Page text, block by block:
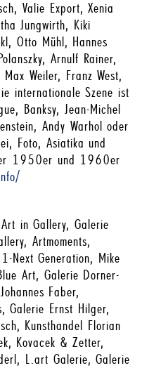
Valie Export, Xenia
Jungwirth, Kiki
Otto Mühl, Hannes
Arnulf Rainer,
Weiler, Franz West,
internationale Szene ist
Banksy, Jean-Michel
Andy Warhol oder
Foto, Asiatika und
1950er und 1960er
in Gallery, Galerie
Artmoments,
Next Generation, Mike
Art, Galerie Dorner-
Faber,
Galerie Ernst Hilger,
Kunsthandel Florian
Kovacek & Zetter,
L.art Galerie, Galerie